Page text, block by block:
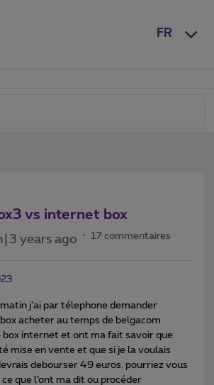
FR
vs internet box
years ago 17 commentaires
j’ai par télephone demander
acheter au temps de belgacom
box internet et ont ma fait savoir que
mise en vente et que si je la voulais
debourser 49 euros. pourriez vous
que l’ont ma dit ou procéder